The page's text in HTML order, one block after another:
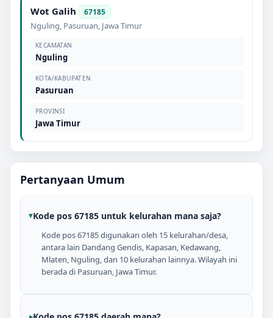
Wot Galih 67185
Nguling, Pasuruan, Jawa Timur
KECAMATAN
Nguling
KOTA/KABUPATEN
Pasuruan
PROVINSI
Jawa Timur
Pertanyaan Umum
Kode pos 67185 untuk kelurahan mana saja?
Kode pos 67185 digunakan oleh 15 kelurahan/desa,
antara lain Dandang Gendis, Kapasan, Kedawang,
Mlaten, Nguling, dan 10 kelurahan lainnya. Wilayah ini
berada di Pasuruan, Jawa Timur.